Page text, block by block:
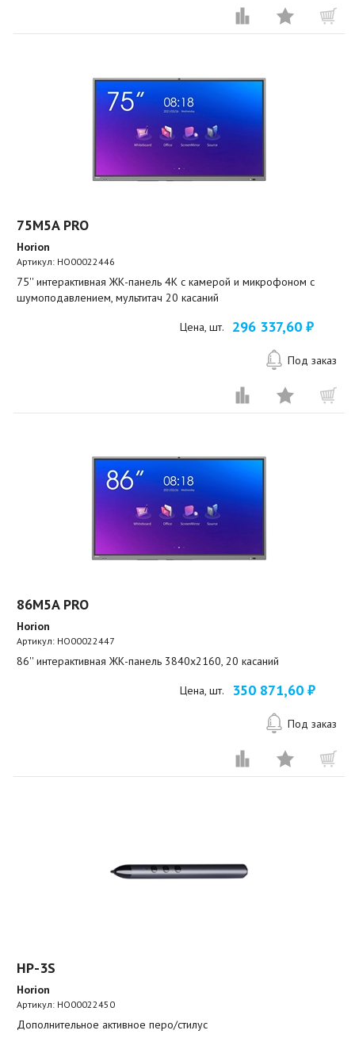
75M5A PRO
Horion
Артикул: HO00022446
75'' интерактивная ЖК-панель 4К с камерой и микрофоном с
шумоподавлением, мультитач 20 касаний
Цена, шт. 296 337,60 ₽
Под заказ
86M5A PRO
Horion
Артикул: HO00022447
86'' интерактивная ЖК-панель 3840x2160, 20 касаний
Цена, шт. 350 871,60 ₽
Под заказ
HP-3S
Horion
Артикул: HO00022450
Дополнительное активное перо/стилус